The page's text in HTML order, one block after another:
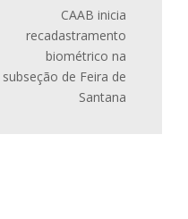
CAAB inicia
recadastramento
biométrico na
subseção de Feira de
Santana